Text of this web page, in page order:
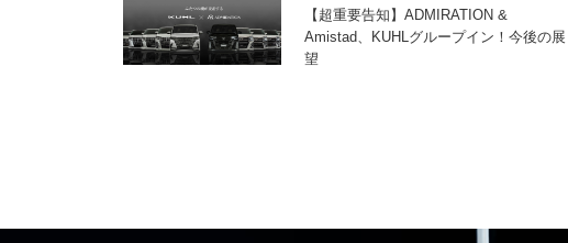
【超重要告知】ADMIRATION &
Amistad、KUHLグループイン！今後の展
望